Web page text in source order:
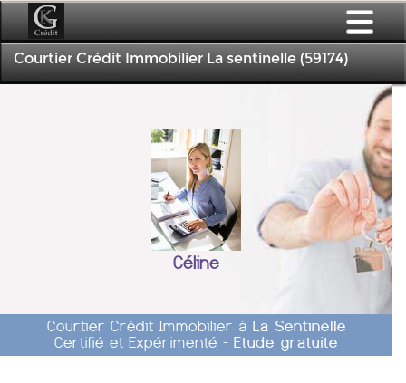
Courtier Crédit Immobilier La sentinelle (59174)
Céline
Courtier Crédit Immobilier à La Sentinelle
Certifié et Expérimenté - Etude gratuite